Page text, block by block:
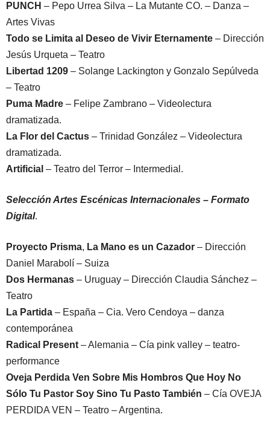
PUNCH – Pepo Urrea Silva – La Mutante CO. – Danza –
Artes Vivas
Todo se Limita al Deseo de Vivir Eternamente – Dirección
Jesús Urqueta – Teatro
Libertad 1209 – Solange Lackington y Gonzalo Sepúlveda
– Teatro
Puma Madre – Felipe Zambrano – Videolectura
dramatizada.
La Flor del Cactus – Trinidad González – Videolectura
dramatizada.
Artificial – Teatro del Terror – Intermedial.
Selección Artes Escénicas Internacionales – Formato
Digital.
Proyecto Prisma, La Mano es un Cazador – Dirección
Daniel Marabolí – Suiza
Dos Hermanas – Uruguay – Dirección Claudia Sánchez –
Teatro
La Partida – España – Cia. Vero Cendoya – danza
contemporánea
Radical Present – Alemania – Cía pink valley – teatro-
performance
Oveja Perdida Ven Sobre Mis Hombros Que Hoy No
Sólo Tu Pastor Soy Sino Tu Pasto También – Cía OVEJA
PERDIDA VEN – Teatro – Argentina.